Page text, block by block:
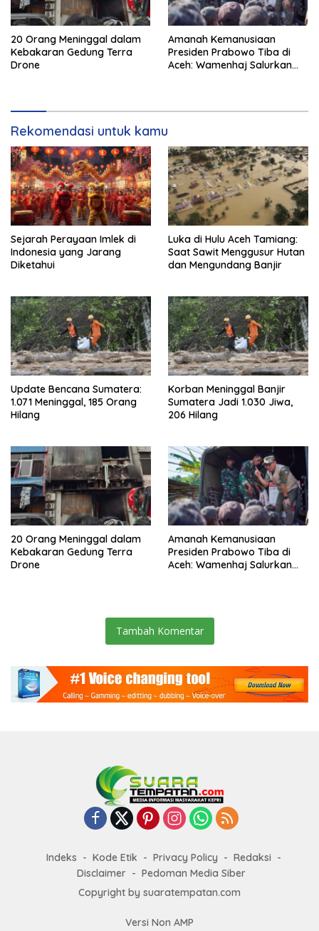
20 Orang Meninggal dalam
Kebakaran Gedung Terra
Drone
Amanah Kemanusiaan
Presiden Prabowo Tiba di
Aceh: Wamenhaj Salurkan
Rekomendasi untuk kamu
Sejarah Perayaan Imlek di
Indonesia yang Jarang
Diketahui
Luka di Hulu Aceh Tamiang:
Saat Sawit Menggusur Hutan
dan Mengundang Banjir
Update Bencana Sumatera:
1.071 Meninggal, 185 Orang
Hilang
Korban Meninggal Banjir
Sumatera Jadi 1.030 Jiwa,
206 Hilang
20 Orang Meninggal dalam
Kebakaran Gedung Terra
Drone
Amanah Kemanusiaan
Presiden Prabowo Tiba di
Aceh: Wamenhaj Salurkan
Tambah Komentar
Indeks Kode Etik Privacy Policy
Redaksi
Disclaimer
Pedoman Media Siber
Copyright by suaratempatan.com
Versi Non AMP